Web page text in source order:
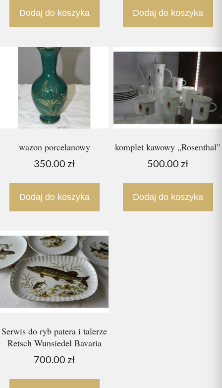
Dodaj do koszyka Dodaj do koszyka
wazon porcelanowy
350.00 zł
Dodaj do koszyka
komplet kawowy „Rosenthal”
500.00 zł
Dodaj do koszyka
Serwis do ryb patera i talerze
Retsch Wunsiedel Bavaria
700.00 zł